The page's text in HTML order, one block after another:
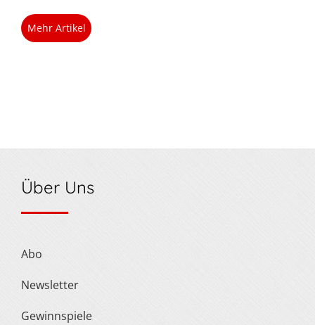
Mehr Artikel
Über Uns
Abo
Newsletter
Gewinnspiele